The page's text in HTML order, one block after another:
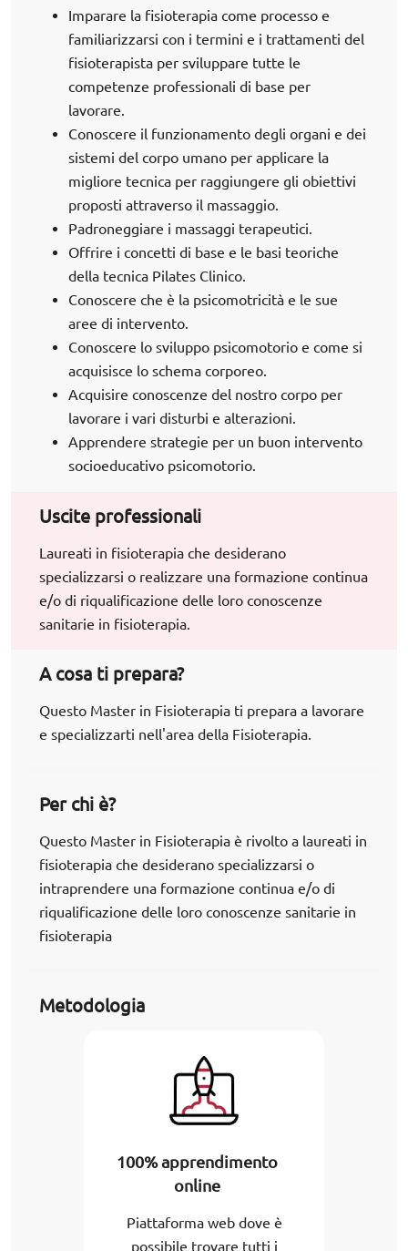
Imparare la fisioterapia come processo e
familiarizzarsi con i termini e i trattamenti del
fisioterapista per sviluppare tutte le
competenze professionali di base per
lavorare.
Conoscere il funzionamento degli organi e dei
sistemi del corpo umano per applicare la
migliore tecnica per raggiungere gli obiettivi
proposti attraverso il massaggio.
Padroneggiare i massaggi terapeutici.
Offrire i concetti di base e le basi teoriche
della tecnica Pilates Clinico.
Conoscere che è la psicomotricità e le sue
aree di intervento.
Conoscere lo sviluppo psicomotorio e come si
acquisisce lo schema corporeo.
Acquisire conoscenze del nostro corpo per
lavorare i vari disturbi e alterazioni.
Apprendere strategie per un buon intervento
socioeducativo psicomotorio.
Uscite professionali
Laureati in fisioterapia che desiderano
specializzarsi o realizzare una formazione continua
e/o di riqualificazione delle loro conoscenze
sanitarie in fisioterapia.
A cosa ti prepara?
Questo Master in Fisioterapia ti prepara a lavorare
e specializzarti nell'area della Fisioterapia.
Per chi è?
Questo Master in Fisioterapia è rivolto a laureati in
fisioterapia che desiderano specializzarsi o
intraprendere una formazione continua e/o di
riqualificazione delle loro conoscenze sanitarie in
fisioterapia
Metodologia
100% apprendimento
online
Piattaforma web dove è
possibile trovare tutti i